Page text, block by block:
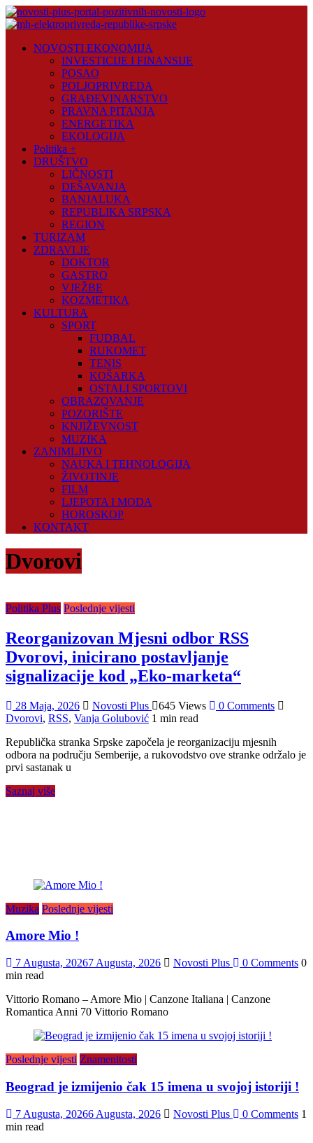
Skip
to
Plus
NOVOSTI EKONOMIJA
INVESTICIJE I FINANSIJE
POSAO
POLJOPRIVREDA
GRAĐEVINARSTVO
PRAVNA PITANJA
ENERGETIKA
EKOLOGIJA
Politika +
DRUŠTVO
LIČNOSTI
DEŠAVANJA
BANJALUKA
REPUBLIKA SRPSKA
REGION
TURIZAM
ZDRAVLJE
DOKTOR
GASTRO
VJEŽBE
KOZMETIKA
KULTURA
SPORT
FUDBAL
RUKOMET
TENIS
KOŠARKA
OSTALI SPORTOVI
OBRAZOVANJE
POZORIŠTE
KNJIŽEVNOST
MUZIKA
ZANIMLJIVO
NAUKA I TEHNOLOGIJA
ŽIVOTINJE
FILM
LJEPOTA I MODA
HOROSKOP
KONTAKT
Dvorovi
Politika Plus Poslednje vijesti
Reorganizovan Mjesni odbor RSS
Dvorovi, inicirano postavljanje
signalizacije kod „Eko-marketa“
28 Maja, 2026 Novosti Plus 645 Views
0 Comments
Dvorovi, RSS, Vanja Golubović 1 min read
Republička stranka Srpske započela je reorganizaciju mjesnih
odbora na području Semberije, a rukovodstvo ove stranke održalo je
prvi sastanak u
Saznaj više
Muzika Poslednje vijesti
Amore Mio !
7 Augusta, 20267 Augusta, 2026 Novosti Plus 0 Comments 0
min read
Vittorio Romano – Amore Mio | Canzone Italiana | Canzone
Romantica Anni 70 Vittorio Romano
Poslednje vijesti Znamenitosti
Beograd je izmijenio čak 15 imena u svojoj istoriji !
7 Augusta, 20266 Augusta, 2026 Novosti Plus 0 Comments 1
min read